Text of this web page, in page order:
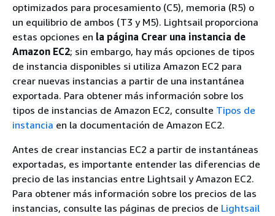
optimizados para procesamiento (C5), memoria (R5) o
un equilibrio de ambos (T3 y M5). Lightsail proporciona
estas opciones en la página Crear una instancia de
Amazon EC2; sin embargo, hay más opciones de tipos
de instancia disponibles si utiliza Amazon EC2 para
crear nuevas instancias a partir de una instantánea
exportada. Para obtener más información sobre los
tipos de instancias de Amazon EC2, consulte Tipos de
instancia en la documentación de Amazon EC2.
Antes de crear instancias EC2 a partir de instantáneas
exportadas, es importante entender las diferencias de
precio de las instancias entre Lightsail y Amazon EC2.
Para obtener más información sobre los precios de las
instancias, consulte las páginas de precios de Lightsail